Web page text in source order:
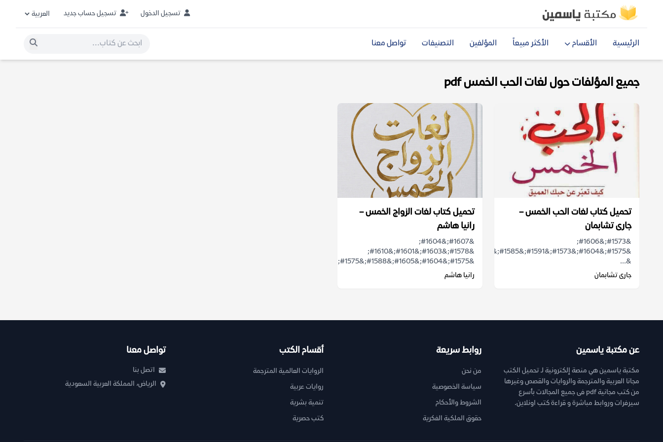
تسجيل الدخول تسجيل حساب جديد
الرئيسية الأقسام الأكثر مبيعاً المؤلفين التصنيفات تواصل معنا
جميع المؤلفات حول لغات الحب الخمس pdf
تحميل كتاب لغات الحب الخمس –
جارى تشابمان
&#1573;&#1606;
&#1575;&#1604;&#1573;&#1591;&#1585;&#1575;&#1569;&#1575;&#1578;
&...
جارى تشابمان
تحميل كتاب لغات الزواج الخمس –
رانيا هاشم
&#1607;&#1604;
&#1578;&#1603;&#1601;&#1610;
&#1575;&#1604;&#1605;&#1588;&#1575;&...
رانيا هاشم
عن مكتبة ياسمين
مكتبة ياسمين هي منصة إلكترونية لـ تحميل الكتب
مجانا العربية والمترجمة والروايات والقصص وغيرها
من كتب مجانية pdf فى جميع المجالات بأسرع
سيرفرات وروابط مباشرة و قراءة كتب اونلاين.
روابط سريعة
من نحن
سياسة الخصوصية
الشروط والأحكام
حقوق الملكية الفكرية
أقسام الكتب
الروايات العالمية المترجمة
روايات عربية
تنمية بشرية
كتب حصرية
تواصل معنا
اتصل بنا
الرياض، المملكة العربية السعودية